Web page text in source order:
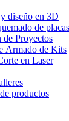
diseño en 3D
de
de Proyectos
Armado de Kits
en Laser
productos